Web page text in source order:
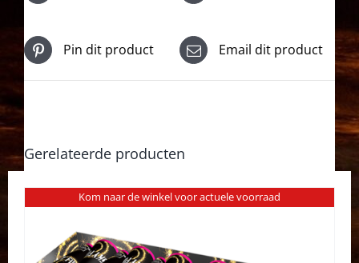
Pin dit product Email dit product
Gerelateerde producten
Kom naar de winkel voor actuele voorraad